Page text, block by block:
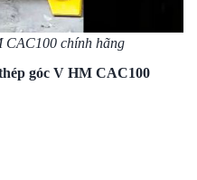
CAC100 chính hãng
góc V HM CAC100